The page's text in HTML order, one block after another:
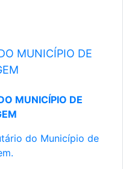
MUNICÍPIO DE
MUNICÍPIO DE
do Município de